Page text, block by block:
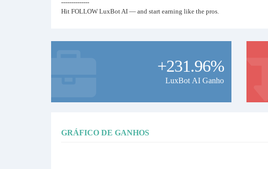
--------------
Hit FOLLOW LuxBot AI — and start earning like the pros.
+231.96%
LuxBot AI Ganho
GRÁFICO DE GANHOS